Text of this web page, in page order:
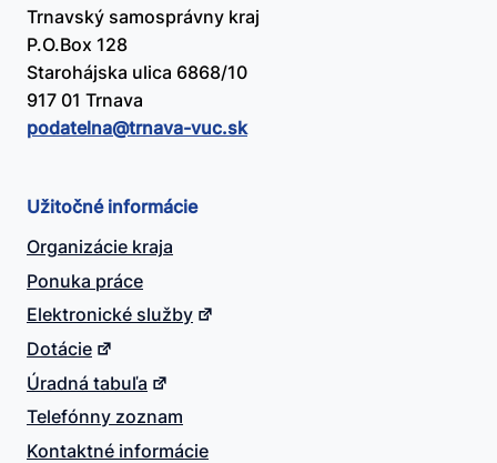
Trnavský samosprávny kraj
P.O.Box 128
Starohájska ulica 6868/10
917 01 Trnava
podatelna@​trnava-vuc.sk
Užitočné informácie
Organizácie kraja
Ponuka práce
Elektronické služby
Dotácie
Úradná tabuľa
Telefónny zoznam
Kontaktné informácie